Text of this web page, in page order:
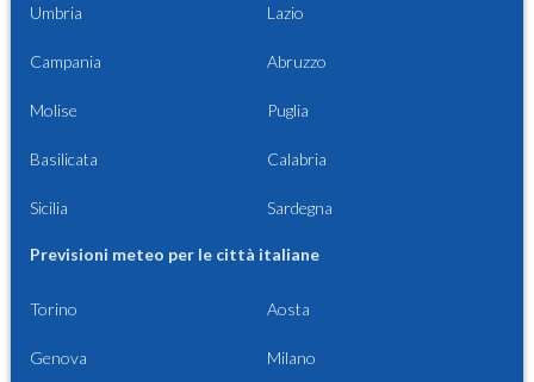
Umbria Lazio
Campania Abruzzo
Molise Puglia
Basilicata Calabria
Sicilia Sardegna
Previsioni meteo per le città italiane
Torino Aosta
Genova Milano